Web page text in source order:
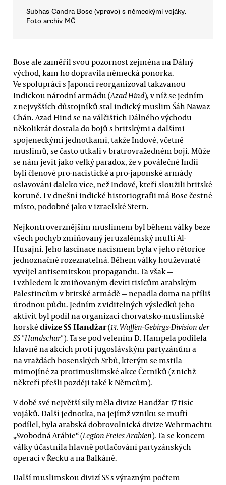
Subhas Čandra Bose (vpravo) s německými vojáky.
Foto archiv MČ
Bose ale zaměřil svou pozornost zejména na Dálný
východ, kam ho dopravila německá ponorka.
Ve spolupráci s Japonci reorganizoval takzvanou
Indickou národní armádu (Azad Hind), v níž se jedním
z nejvyšších důstojníků stal indický muslim Šáh Nawaz
Chán. Azad Hind se na válčištích Dálného východu
několikrát dostala do bojů s britskými a dalšími
spojeneckými jednotkami, takže Indové, včetně
muslimů, se často utkali v bratrovražedném boji. Může
se nám jevit jako velký paradox, že v poválečné Indii
byli členové pro-nacistické a pro-japonské armády
oslavováni daleko více, než Indové, kteří sloužili britské
koruně. I v dnešní indické historiografii má Bose čestné
místo, podobně jako v izraelské Stern.
Nejkontroverznějším muslimem byl během války beze
všech pochyb zmiňovaný jeruzalémský muftí Al-
Husajní. Jeho fascinace nacismem byla v jeho rétorice
jednoznačně rozeznatelná. Během války houževnatě
vyvíjel antisemitskou propagandu. Ta však —
i vzhledem k zmiňovaným devíti tisícům arabským
Palestincům v britské armádě — nepadla doma na příliš
úrodnou půdu. Jedním z viditelných výsledků jeho
aktivit byl podíl na organizaci chorvatsko-muslimské
horské divize SS Handžar(13. Waffen-Gebirgs-Division der
SS "Handschar"). Ta se pod velením D. Hampela podílela
hlavně na akcích proti jugoslávským partyzánům a
na vraždách bosenských Srbů, kterým se mstila
mimojíné za protimuslimské akce Četniků (z nichž
někteří přešli později také k Němcům).
V době své největší síly měla divize Handžar 17 tisíc
vojáků. Další jednotka, na jejímž vzniku se muftí
podílel, byla arabská dobrovolnická divize Wehrmachtu
„Svobodná Arábie“ (Legion Freies Arabien). Ta se koncem
války účastnila hlavně potlačování partyzánských
operací v Řecku a na Balkáně.
Další muslimskou divizí SS s výrazným počtem